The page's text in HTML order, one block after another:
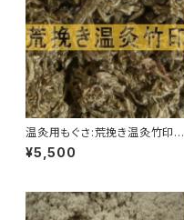
温灸用もぐさ:荒挽き温灸竹印1k
g
¥5,500